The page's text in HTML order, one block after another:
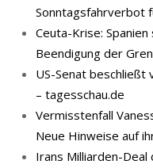
Sonntagsfahrverbot
Ceuta-Krise:
Beendigung der
US-Senat beschließt
– tagesschau.de
Vermisstenfall
Neue Hinweise auf
Irans Milliarden-